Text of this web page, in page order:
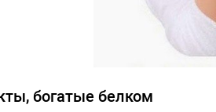
богатые белком